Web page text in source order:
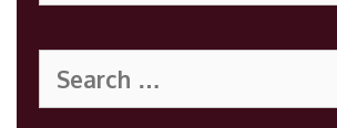
for: